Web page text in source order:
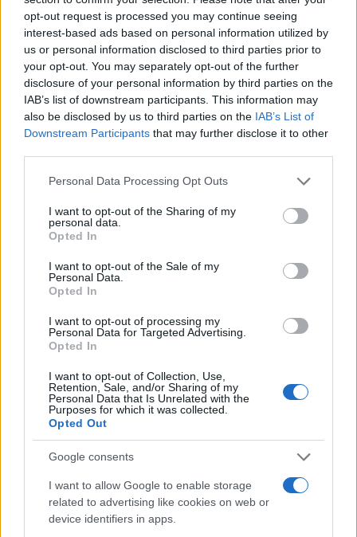
opt-out request is processed you may continue seeing
interest-based ads based on personal information utilized by
us or personal information disclosed to third parties prior to
your opt-out. You may separately opt-out of the further
disclosure of your personal information by third parties on the
IAB’s list of downstream participants. This information may
also be disclosed by us to third parties on the IAB’s List of
Downstream Participants that may further disclose it to other
Please note that this website/app uses one or more Google
not limited to your visit or usage behaviour. You may click to
grant or deny consent to Google and its third-party tags to
use your data for below specified purposes in below Google
consent section.
Personal Data Processing Opt Outs
I want to opt-out of the Sharing of my
personal data.
Opted In
I want to opt-out of the Sale of my
Personal Data.
Opted In
I want to opt-out of processing my
Personal Data for Targeted Advertising.
Opted In
I want to opt-out of Collection, Use,
Retention, Sale, and/or Sharing of my
Personal Data that Is Unrelated with the
Purposes for which it was collected.
Opted Out
Google consents
I want to allow Google to enable storage
related to advertising like cookies on web or
device identifiers in apps.
Σε συνέχεια αυτής της ανακάλυψης, στράφηκε στην
ανάπτυξη αντισωμάτων που εξουδετερώνουν την
πρωτεΐνη USAG-1. Τα πειράματα στέφθηκαν με
επιτυχία και πριν από μερικά χρόνια κατάφερε να